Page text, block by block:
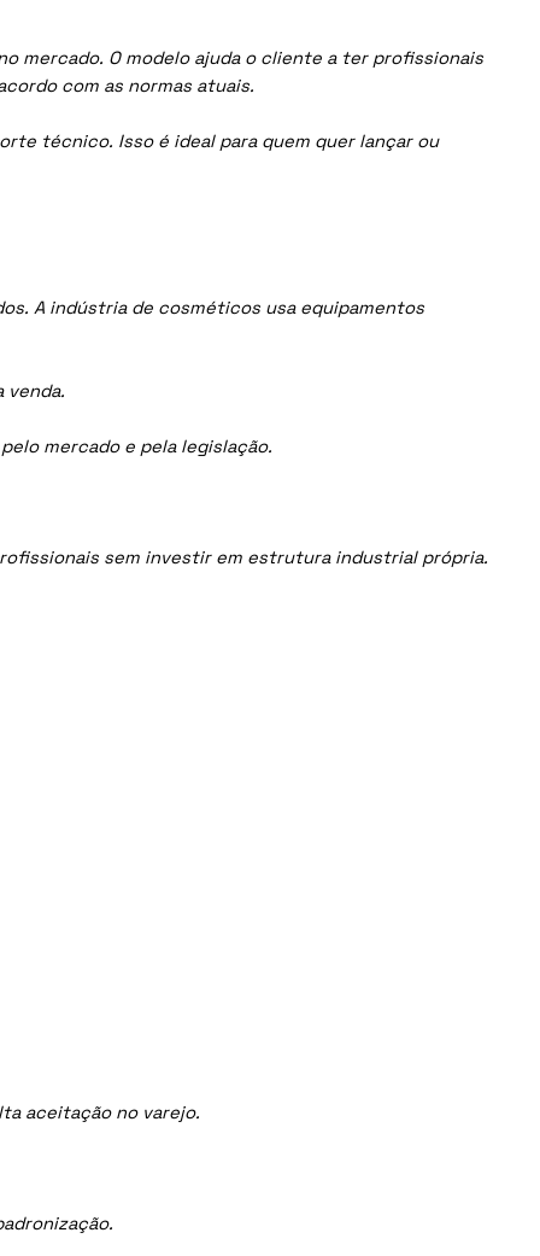
mercado. O modelo ajuda o cliente a ter profissionais
com as normas atuais.
técnico. Isso é ideal para quem quer lançar ou
A indústria de cosméticos usa equipamentos
venda.
mercado e pela legislação.
sem investir em estrutura industrial própria.
aceitação no varejo.